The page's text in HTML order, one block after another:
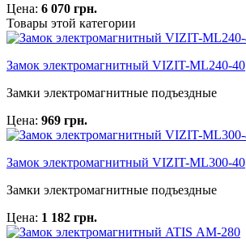
Цена: 6 070 грн.
Товары этой категории
Замок электромагнитный VIZIT-ML240-40
Замки электромагнитные подъездные
Цена: 969 грн.
Замок электромагнитный VIZIT-ML300-40
Замки электромагнитные подъездные
Цена: 1 182 грн.